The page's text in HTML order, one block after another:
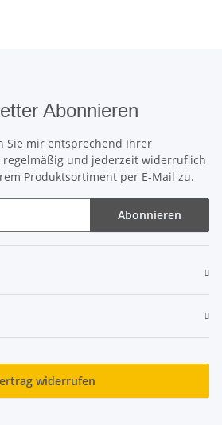
Abonnieren
Sie mir entsprechend Ihrer
regelmäßig und jederzeit widerruflich
Produktsortiment per E-Mail zu.
Abonnieren
widerrufen